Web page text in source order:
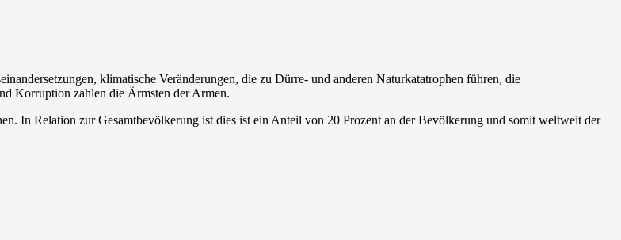
klimatische Veränderungen, die zu Dürre- und anderen Naturkatatrophen führen, die
Korruption zahlen die Ärmsten der Armen.
In Relation zur Gesamtbevölkerung ist dies ist ein Anteil von 20 Prozent an der Bevölkerung und somit weltweit der